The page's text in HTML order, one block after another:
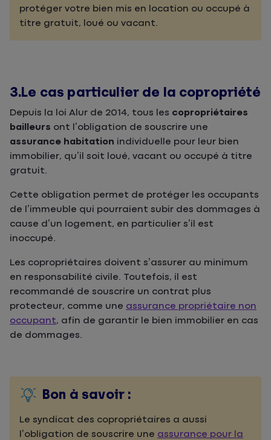
protéger votre bien mis en location ou occupé à
titre gratuit, loué ou vacant.
3.Le cas particulier de la copropriété
Depuis la loi Alur de 2014, tous les copropriétaires
bailleurs ont l’obligation de souscrire une
assurance habitation individuelle pour leur bien
immobilier, qu’il soit loué, vacant ou occupé à titre
gratuit.
Cette obligation permet de protéger les occupants
de l’immeuble qui pourraient subir des dommages à
cause d’un logement, en particulier s’il est
inoccupé.
Les copropriétaires doivent s’assurer au minimum
en responsabilité civile. Toutefois, il est
recommandé de souscrire un contrat plus
protecteur, comme une assurance propriétaire non
occupant, afin de garantir le bien immobilier en cas
de dommages.
Bon à savoir :
Le syndicat des copropriétaires a aussi
l’obligation de souscrire une assurance pour la